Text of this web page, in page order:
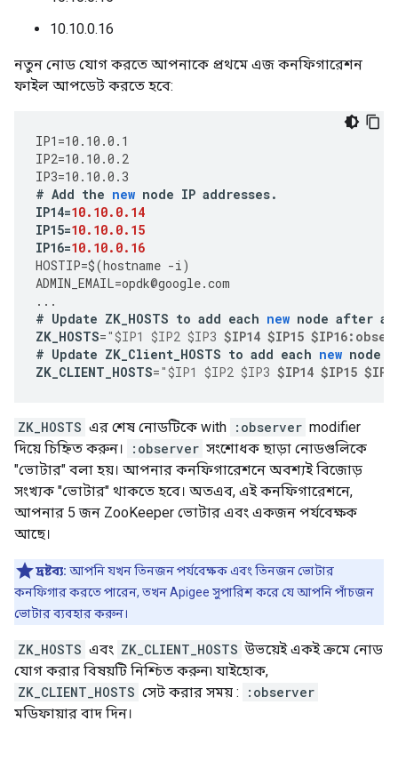
10.10.0.16
নতুন নোড যোগ করতে আপনাকে প্রথমে এজ কনফিগারেশন
ফাইল আপডেট করতে হবে:
IP1 =10.10.0.1
IP2=10.10.0.2
IP3=10.10.0.3
# Add the new node IP addresses.
IP14=10.10.0.14
IP15=10.10.0.15
IP16=10.10.0.16
HOSTIP=$(hostname -i)
ADMIN_EMAIL=opdk@google.com
...
# Update ZK_HOSTS to add each new node after an
ZK_HOSTS="$IP1 $IP2 $IP3 $IP14 $IP15
# Update ZK_Client_HOSTS to add each new node
ZK_CLIENT_HOSTS="$IP1 $IP2 $IP3 $IP14 $IP15
ZK_HOSTS এর শেষ নোডটিকে with :observer modifier
দিয়ে চিহ্নিত করুন।
:observer সংশোধক ছাড়া নোডগুলিকে
"ভোটার" বলা হয়। আপনার কনফিগারেশনে অবশ্যই বিজোড়
সংখ্যক "ভোটার" থাকতে হবে। অতএব, এই কনফিগারেশনে,
আপনার 5 জন ZooKeeper ভোটার এবং একজন পর্যবেক্ষক
আছে।
দ্রষ্টব্য: আপনি যখন তিনজন পর্যবেক্ষক এবং তিনজন ভোটার
কনফিগার করতে পারেন, তখন Apigee সুপারিশ করে যে আপনি পাঁচজন
ভোটার ব্যবহার করুন।
ZK_HOSTS এবং ZK_CLIENT_HOSTS উভয়েই একই ক্রমে নোড
যোগ করার বিষয়টি নিশ্চিত করুন৷ যাইহোক,
ZK_CLIENT_HOSTS সেট করার সময় :
:observer
মডিফায়ার বাদ দিন।